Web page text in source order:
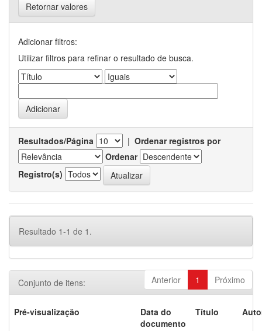
Retornar valores
Adicionar filtros:
Utilizar filtros para refinar o resultado de busca.
Resultados/Página | Ordenar registros por
Ordenar
Registro(s)
Resultado 1-1 de 1.
Anterior 1 Próximo
Conjunto de itens:
Pré-visualização
Data do
documento
Título